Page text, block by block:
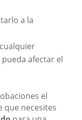
a la
afectar el
el
que necesites